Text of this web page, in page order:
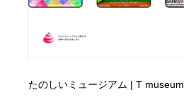
たのしいミュージアム | T museum